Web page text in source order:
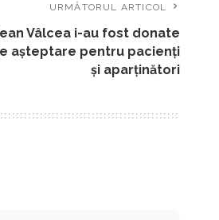
URMĂTORUL ARTICOL
Vâlcea i-au fost donate
aşteptare pentru pacienţi
şi aparţinători